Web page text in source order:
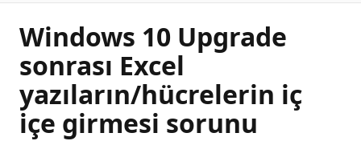
Windows 10 Upgrade
sonrası Excel
yazıların/hücrelerin iç
içe girmesi sorunu